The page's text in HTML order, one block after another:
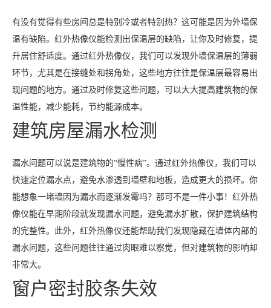
有没有觉得有些房间总是特别冷或者特别热？这可能是因为外墙保
温有缺陷。红外热像仪能检测出保温层的缺陷，让你及时修复，提
升居住舒适度。通过红外热像仪，我们可以发现外墙保温层的薄弱
环节，尤其是在接缝处和拐角处，这些地方往往是保温层最容易出
现问题的地方。通过及时修复这些问题，可以大大提高建筑物的保
温性能，减少能耗，节约能源成本。
建筑房屋漏水检测
漏水问题可以说是建筑物的“慢性病”。通过红外热像仪，我们可以
快速定位漏水点，避免水渗透到墙壁和地板，造成更大的损坏。你
能想象一堵墙因为漏水而逐渐发霉吗？那可不是一件小事！红外热
像仪能在早期阶段就发现漏水问题，避免漏水扩散，保护建筑结构
的完整性。此外，红外热像仪还能帮助我们发现隐藏在墙体内部的
漏水问题，这些问题往往通过肉眼难以察觉，但对建筑物的影响却
非常大。
窗户密封胶条失效